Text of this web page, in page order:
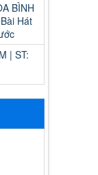
BÌNH
Hát
| ST: